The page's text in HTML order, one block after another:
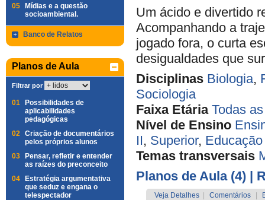
05
Mídias e a questão
socioambiental.
Banco de Relatos
Planos de Aula
Filtrar por
01
Possibilidades de
aplicabilidades
pedagógicas
02 Criação de documentários
pelos próprios alunos
03
Pensar, refletir e entender
as raízes do preconceito
04
Estratégia argumentativa
que seduz e engana o
telespectador
Um ácido e divertido
Acompanhando a
jogado fora, o curta
desigualdades que
Disciplinas Biologia,
Sociologia
Faixa Etária Todas
Nível de Ensino
II, Superior,
Temas transversais
Planos de Aula (4) |
Veja Detalhes Comentários